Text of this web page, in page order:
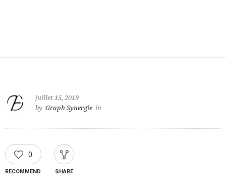
juillet 15, 2019
by Graph Synergie in
0
RECOMMEND SHARE